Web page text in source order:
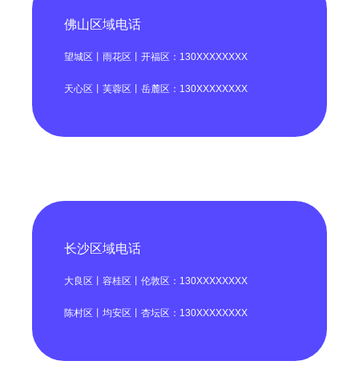
佛山区域电话
望城区丨雨花区丨开福区：130XXXXXXXX
天心区丨芙蓉区丨岳麓区：130XXXXXXXX
长沙区域电话
大良区丨容桂区丨伦敦区：130XXXXXXXX
陈村区丨均安区丨杏坛区：130XXXXXXXX